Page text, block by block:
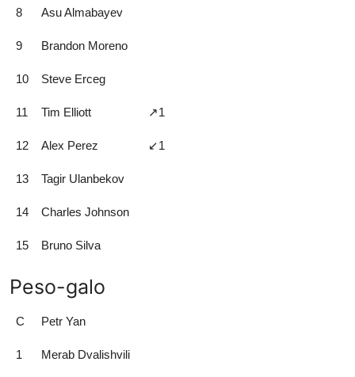
8 Asu Almabayev
9 Brandon Moreno
10 Steve Erceg
11 Tim Elliott ↗️1
12 Alex Perez ↙️1
13 Tagir Ulanbekov
14 Charles Johnson
15 Bruno Silva
Peso-galo
C Petr Yan
1 Merab Dvalishvili